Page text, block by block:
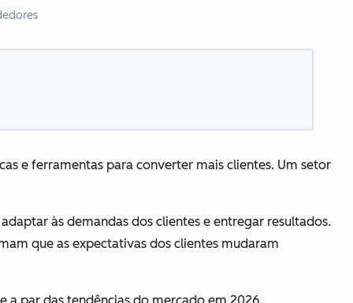
e ferramentas para converter mais clientes. Um setor
às demandas dos clientes e entregar resultados.
que as expectativas dos clientes mudaram